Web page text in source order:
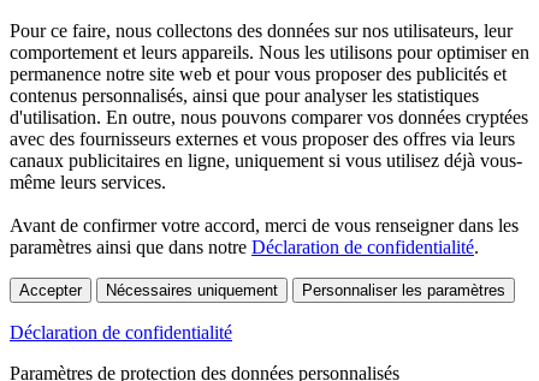
Pour ce faire, nous collectons des données sur nos utilisateurs, leur
comportement et leurs appareils. Nous les utilisons pour optimiser en
permanence notre site web et pour vous proposer des publicités et
contenus personnalisés, ainsi que pour analyser les statistiques
d'utilisation. En outre, nous pouvons comparer vos données cryptées
avec des fournisseurs externes et vous proposer des offres via leurs
canaux publicitaires en ligne, uniquement si vous utilisez déjà vous-
même leurs services.
Avant de confirmer votre accord, merci de vous renseigner dans les
paramètres ainsi que dans notre Déclaration de confidentialité.
Accepter Nécessaires uniquement Personnaliser les paramètres
Déclaration de confidentialité
Paramètres de protection des données personnalisés